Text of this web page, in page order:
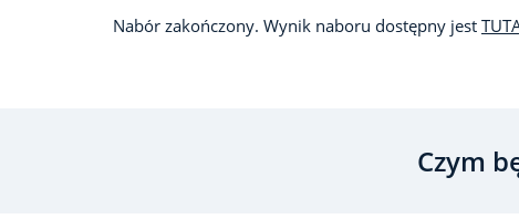
Nabór zakończony. Wynik naboru dostępny jest
Czym